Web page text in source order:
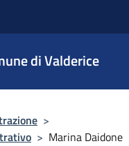
di Valderice
>
> Marina Daidone